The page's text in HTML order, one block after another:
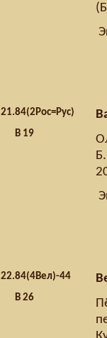
21.84(2Рос=Рус)
В 19
22.84(4Вел)-44
В 26